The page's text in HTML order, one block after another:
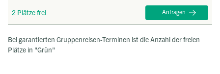
2 Plätze frei Anfragen
Bei garantierten Gruppenreisen-Terminen ist die Anzahl der freien
Plätze in "Grün"